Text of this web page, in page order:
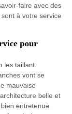
faire avec des
à votre service
pour
les taillant.
vont se
mauvaise
belle et
entretenue